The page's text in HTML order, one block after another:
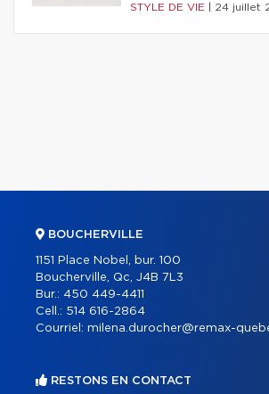
STYLE DE VIE 24 juillet
BOUCHERVILLE
1151 Place Nobel, bur. 100
Boucherville, Qc, J4B 7L3
Bur.: 450 449-4411
Cell.: 514 616-2864
Courriel: milena.durocher@remax-
RESTONS EN CONTACT